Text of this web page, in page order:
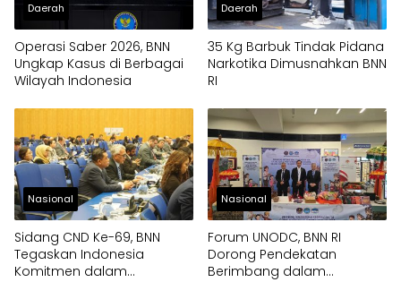
Daerah
Operasi Saber 2026, BNN
Ungkap Kasus di Berbagai
Wilayah Indonesia
Daerah
35 Kg Barbuk Tindak Pidana
Narkotika Dimusnahkan BNN
RI
Nasional
Sidang CND Ke-69, BNN
Tegaskan Indonesia
Komitmen dalam
Nasional
Forum UNODC, BNN RI
Dorong Pendekatan
Berimbang dalam